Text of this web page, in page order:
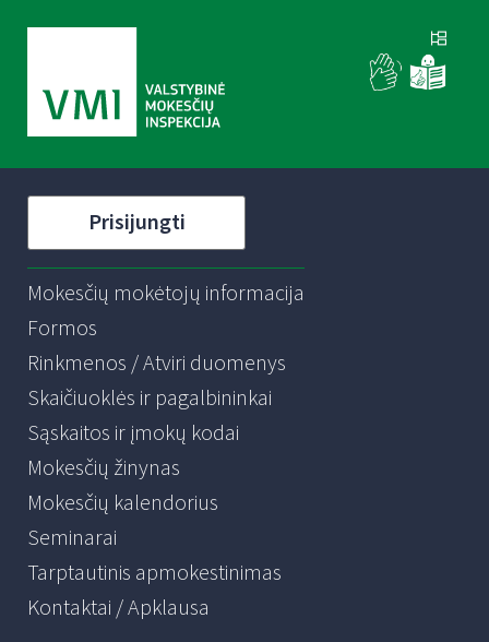
Prisijungti
Mokesčių mokėtojų informacija
Formos
Rinkmenos / Atviri duomenys
Skaičiuoklės ir pagalbininkai
Sąskaitos ir įmokų kodai
Mokesčių žinynas
Mokesčių kalendorius
Seminarai
Tarptautinis apmokestinimas
Kontaktai / Apklausa